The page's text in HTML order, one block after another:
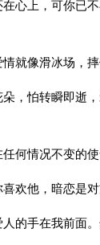
心上，可你已
就像滑冰场，摔
，怕转瞬即逝
何情况不变的使
欢他，暗恋是
的手在我前面